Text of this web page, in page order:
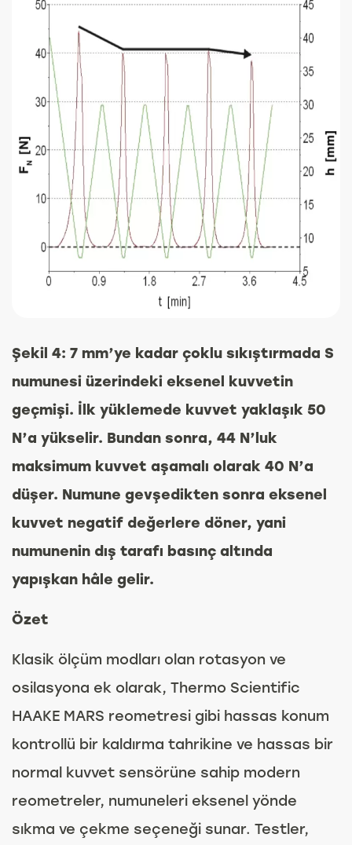
Şekil 4: 7 mm’ye kadar çoklu sıkıştırmada S
numunesi üzerindeki eksenel kuvvetin
geçmişi. İlk yüklemede kuvvet yaklaşık 50
N’a yükselir. Bundan sonra, 44 N’luk
maksimum kuvvet aşamalı olarak 40 N’a
düşer. Numune gevşedikten sonra eksenel
kuvvet negatif değerlere döner, yani
numunenin dış tarafı basınç altında
yapışkan hâle gelir.
Özet
Klasik ölçüm modları olan rotasyon ve
osilasyona ek olarak, Thermo Scientific
HAAKE MARS reometresi gibi hassas konum
kontrollü bir kaldırma tahrikine ve hassas bir
normal kuvvet sensörüne sahip modern
reometreler, numuneleri eksenel yönde
sıkma ve çekme seçeneği sunar. Testler,